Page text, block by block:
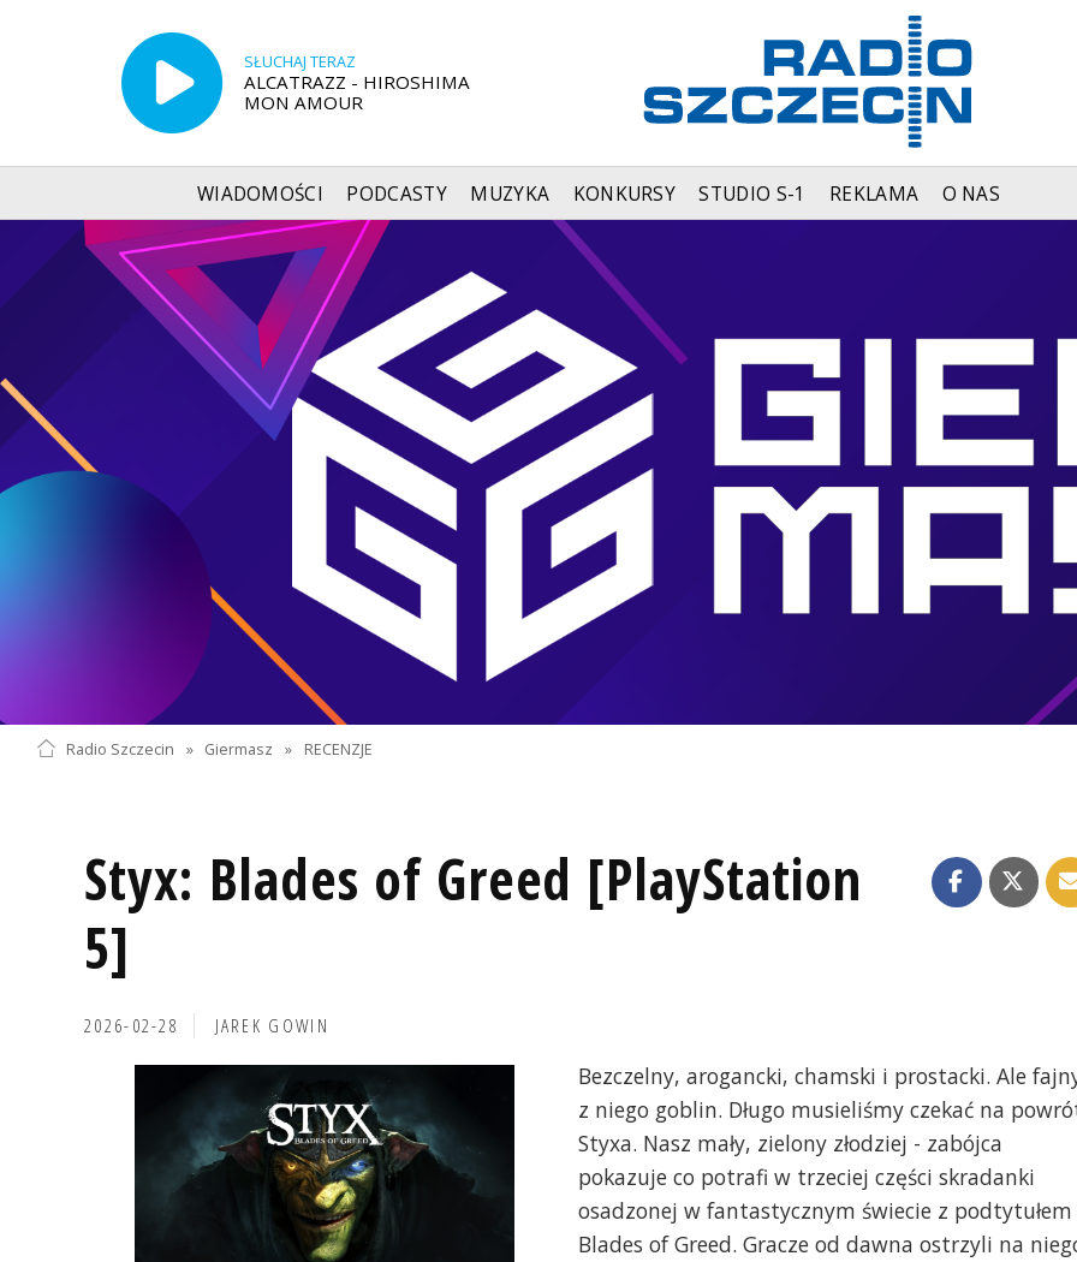
SŁUCHAJ TERAZ
ALCATRAZZ - HIROSHIMA
MON AMOUR
WIADOMOŚCI PODCASTY MUZYKA KONKURSY STUDIO S-1 REKLAMA O NAS
Radio Szczecin » Giermasz » RECENZJE
Styx: Blades of Greed [PlayStation
5]
2026-02-28 JAREK GOWIN
Bezczelny, arogancki, chamski i prostacki. Ale
z niego goblin. Długo musieliśmy czekać na
Styxa. Nasz mały, zielony złodziej - zabójca
pokazuje co potrafi w trzeciej części skradanki
osadzonej w fantastycznym świecie z podtytułem
Blades of Greed. Gracze od dawna ostrzyli na